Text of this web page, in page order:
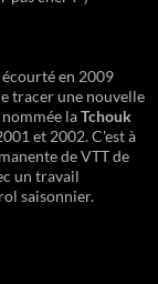
en 2009
tracer une nouvelle
laTchouk
et 2002. C'est à
de VTT de
un travail
saisonnier.